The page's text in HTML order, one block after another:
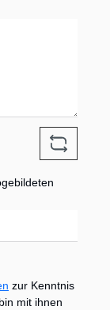
zur Kenntnis
mit ihnen